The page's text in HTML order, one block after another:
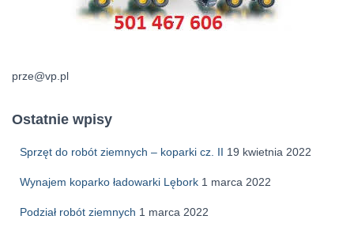
prze@vp.pl
Ostatnie wpisy
Sprzęt do robót ziemnych – koparki cz. II 19 kwietnia 2022
Wynajem koparko ładowarki Lębork 1 marca 2022
Podział robót ziemnych 1 marca 2022